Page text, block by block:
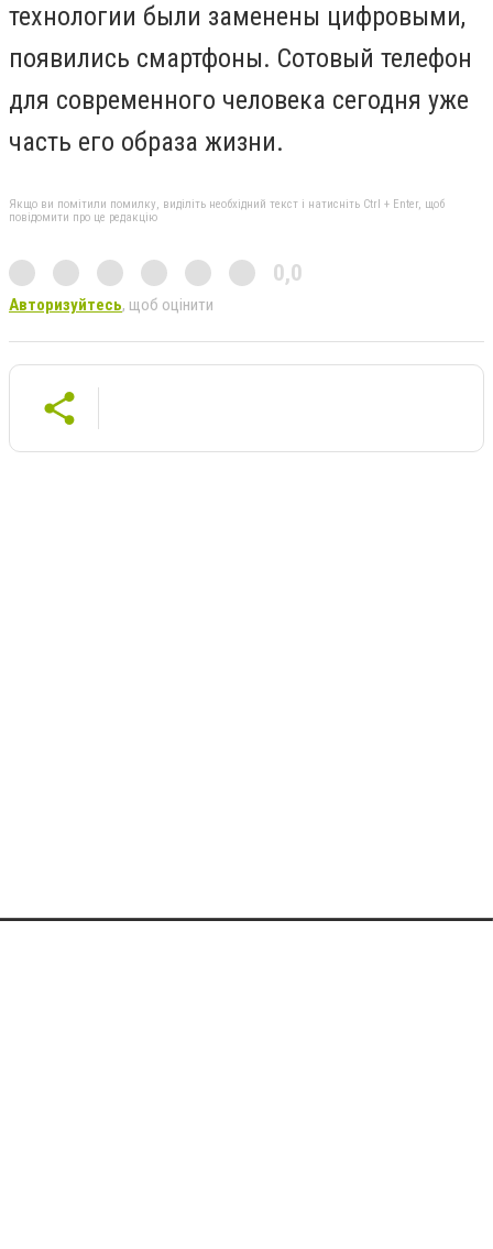
технологии были заменены цифровыми,
появились смартфоны. Сотовый телефон
для современного человека сегодня уже
часть его образа жизни.
Якщо ви помітили помилку, виділіть необхідний текст і натисніть Ctrl + Enter, щоб
повідомити про це редакцію
0,0
Авторизуйтесь, щоб оцінити